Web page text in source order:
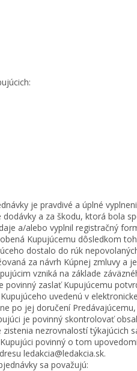
je pravdivé a úplné
a za škodu, ktorá bola
a/alebo vyplnil registračný
Kupujúcemu dôsledkom
dostalo do rúk
za návrh Kúpnej zmluvy a
vzniká na základe
povinný zaslať Kupujúcemu
uvedenú v
po jej doručení
je povinný skontrolovať
nezrovnalostí týkajúcich
povinný o tom
ledakcia@ledakcia.sk.
sa považujú: